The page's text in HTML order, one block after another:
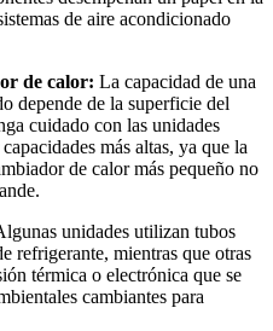
de aire acondicionado
de calor: La capacidad de una
depende de la superficie del
cuidado con las unidades
más altas, ya que la
de calor más pequeño no
unidades utilizan tubos
refrigerante, mientras que otras
térmica o electrónica que se
cambiantes para